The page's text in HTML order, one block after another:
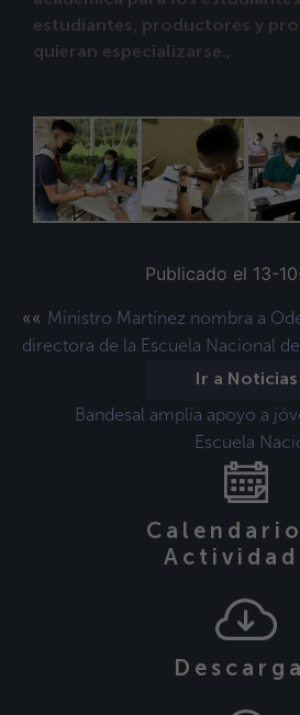
estudiantes, productores y
quieran especializarse.,
Publicado el 13-
«« Ministro Martínez nombra a
directora de la Escuela Nacional
Ir a Noticias
Bandesal amplía apoyo a
Escuela